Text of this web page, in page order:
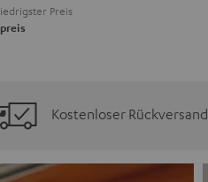
Preis
Kostenloser Rückversand